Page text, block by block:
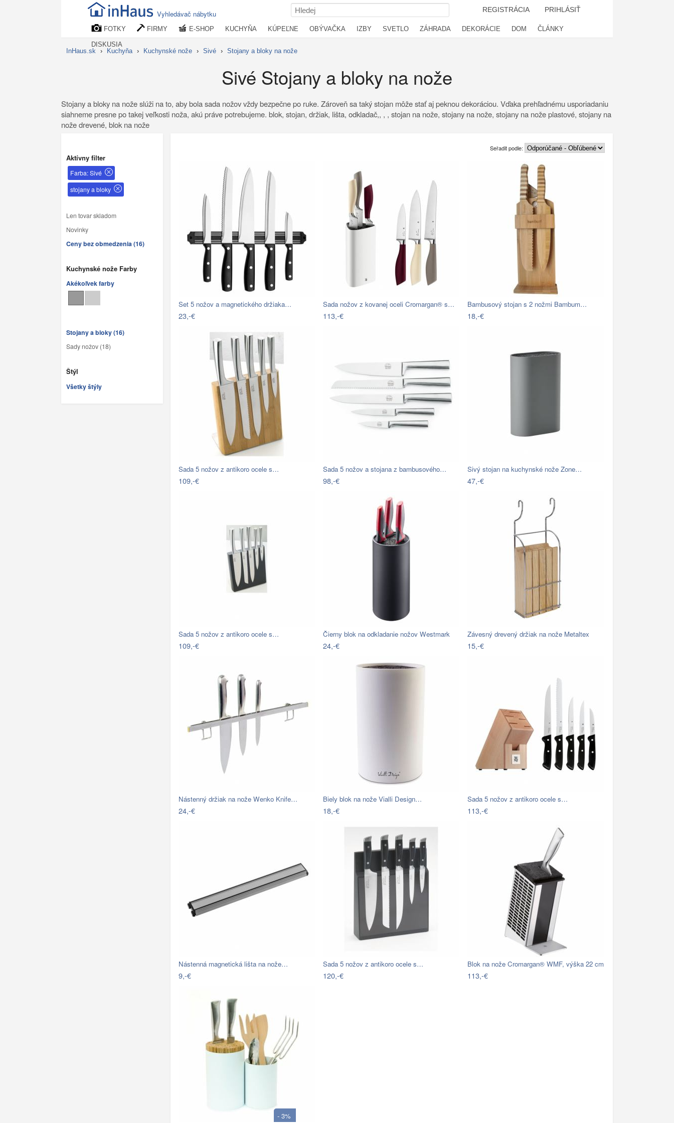
Vyhledávač nábytku REGISTRÁCIA PRIHLÁSIŤ
FOTKY FIRMY E-SHOP KUCHYŇA KÚPEĽNE OBÝVAČKA IZBY SVETLO ZÁHRADA DEKORÁCIE DOM ČLÁNKY
DISKUSIA
InHaus.sk › Kuchyňa › Kuchynské nože › Sivé › Stojany a bloky na nože
Sivé Stojany a bloky na nože
Stojany a bloky na nože slúži na to, aby bola sada nožov vždy bezpečne po ruke. Zároveň sa taký stojan môže stať aj peknou dekoráciou. Vďaka prehľadnému usporiadaniu
siahneme presne po takej veľkosti noža, akú práve potrebujeme. blok, stojan, držiak, lišta, odkladač,, , , stojan na nože, stojany na nože, stojany na nože plastové, stojany na
nože drevené, blok na nože
Aktívny filter
Farba: Sivé
stojany a bloky
Len tovar skladom
Novinky
Ceny bez obmedzenia (16)
Kuchynské nože Farby
Akékoľvek farby
Stojany a bloky (16)
Sady nožov (18)
Štýl
Všetky štýly
Seřadit podle:
Set 5 nožov a magnetického držiaka…
23,-€
Sada nožov z kovanej oceli Cromargan® s…
113,-€
Bambusový stojan s 2 nožmi Bambum…
18,-€
Sada 5 nožov z antikoro ocele s…
109,-€
Sada 5 nožov a stojana z bambusového…
98,-€
Sivý stojan na kuchynské nože Zone…
47,-€
Sada 5 nožov z antikoro ocele s…
109,-€
Čierny blok na odkladanie nožov Westmark
24,-€
Závesný drevený držiak na nože Metaltex
15,-€
Nástenný držiak na nože Wenko Knife…
24,-€
Biely blok na nože Vialli Design…
18,-€
Sada 5 nožov z antikoro ocele s…
113,-€
Nástenná magnetická lišta na nože…
9,-€
Sada 5 nožov z antikoro ocele s…
120,-€
Blok na nože Cromargan® WMF, výška 22 cm
113,-€
- 3%